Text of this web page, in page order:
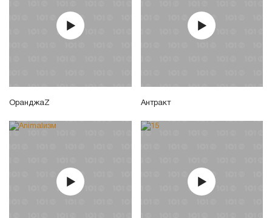
ОранджаZ Антракт